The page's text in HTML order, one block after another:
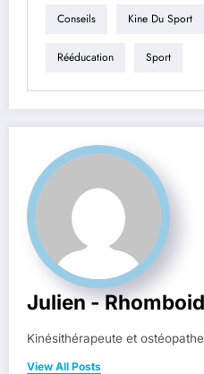
Conseils Kine Du Sport
Rééducation Sport
Julien -
Kinésithérapeute et ostéopathe
View All Posts